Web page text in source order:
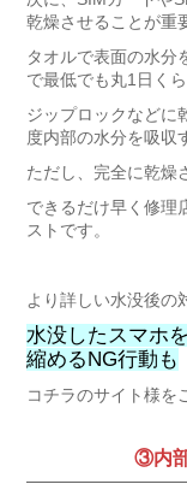
乾燥させることが重
タオルで表面の水分
で最低でも丸1日く
ジップロックなどに
度内部の水分を吸収
ただし、完全に乾燥
できるだけ早く修理
ストです。
より詳しい水没後の
水没したスマホ
縮めるNG行動も
コチラのサイト様を
③内